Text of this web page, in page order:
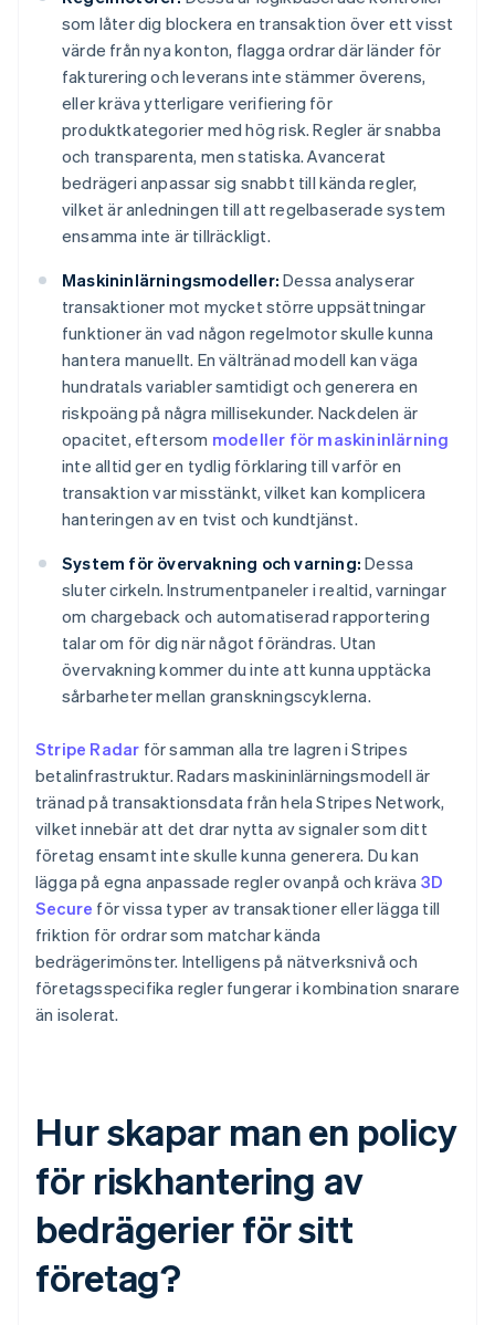
som låter dig blockera en transaktion över ett visst
värde från nya konton, flagga ordrar där länder för
fakturering och leverans inte stämmer överens,
eller kräva ytterligare verifiering för
produktkategorier med hög risk. Regler är snabba
och transparenta, men statiska. Avancerat
bedrägeri anpassar sig snabbt till kända regler,
vilket är anledningen till att regelbaserade system
ensamma inte är tillräckligt.
Maskininlärningsmodeller: Dessa analyserar
transaktioner mot mycket större uppsättningar
funktioner än vad någon regelmotor skulle kunna
hantera manuellt. En vältränad modell kan väga
hundratals variabler samtidigt och generera en
riskpoäng på några millisekunder. Nackdelen är
opacitet, eftersom modeller för maskininlärning
inte alltid ger en tydlig förklaring till varför en
transaktion var misstänkt, vilket kan komplicera
hanteringen av en tvist och kundtjänst.
System för övervakning och varning: Dessa
sluter cirkeln. Instrumentpaneler i realtid, varningar
om chargeback och automatiserad rapportering
talar om för dig när något förändras. Utan
övervakning kommer du inte att kunna upptäcka
sårbarheter mellan granskningscyklerna.
Stripe Radar för samman alla tre lagren i Stripes
betalinfrastruktur. Radars maskininlärningsmodell är
tränad på transaktionsdata från hela Stripes Network,
vilket innebär att det drar nytta av signaler som ditt
företag ensamt inte skulle kunna generera. Du kan
lägga på egna anpassade regler ovanpå och kräva 3D
Secure för vissa typer av transaktioner eller lägga till
friktion för ordrar som matchar kända
bedrägerimönster. Intelligens på nätverksnivå och
företagsspecifika regler fungerar i kombination snarare
än isolerat.
Hur skapar man en policy
för riskhantering av
bedrägerier för sitt
företag?